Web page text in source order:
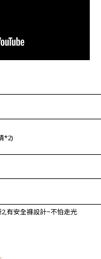
*2)
有安全褲設計~不怕走光